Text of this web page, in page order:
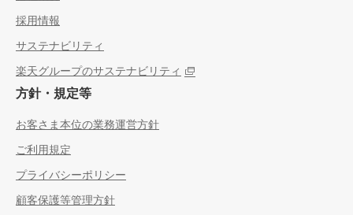
採用情報
サステナビリティ
楽天グループのサステナビリティ
方針・規定等
お客さま本位の業務運営方針
ご利用規定
プライバシーポリシー
顧客保護等管理方針